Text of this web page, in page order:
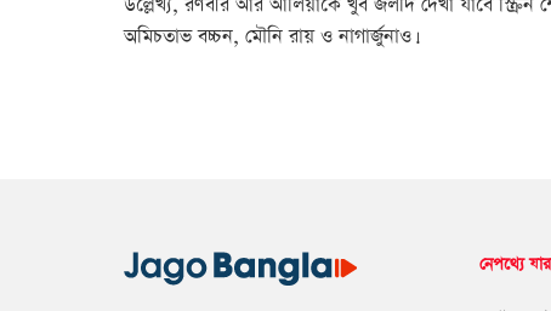
উল্লেখ্য, রণবীর আর আলিয়াকে খুব জলদি দেখা যাবে স্ক্রিন
অমিচতাভ বচ্চন, মৌনি রায় ও নাগার্জুনাও।.
নেপথ্যে